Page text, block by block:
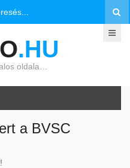
.HU
oldala…
a BVSC